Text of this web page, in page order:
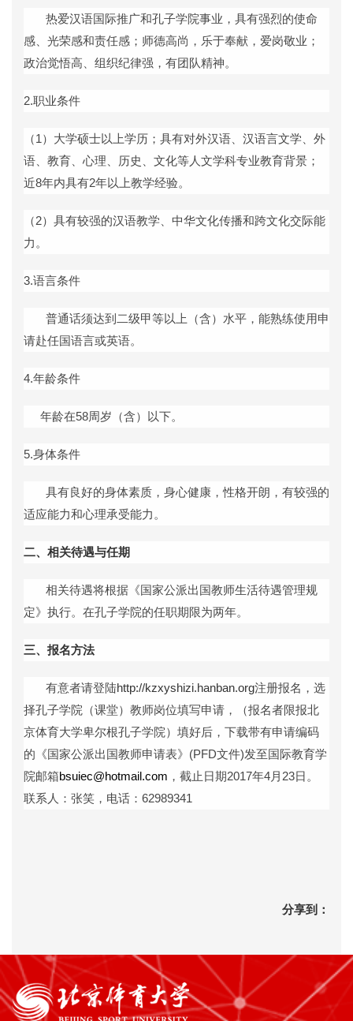
热爱汉语国际推广和孔子学院事业，具有强烈的使命
感、光荣感和责任感；师德高尚，乐于奉献，爱岗敬业；
政治觉悟高、组织纪律强，有团队精神。
2.职业条件
（1 ）大学硕士以上学历；具有对外汉语、汉语言文学、外
语、教育、心理、历史、文化等人文学科专业教育背景；
近8年内具有2年以上教学经验。
（2）具有较强的汉语教学、中华文化传播和跨文化交际能
力。
3.语言条件
普通话须达到二级甲等以上（含）水平，能熟练使用申
请赴任国语言或英语。
4.年龄条件
年龄在58周岁（含）以下。
5.身体条件
具有良好的身体素质，身心健康，性格开朗，有较强的
适应能力和心理承受能力。
二、相关待遇与任期
相关待遇将根据《国家公派出国教师生活待遇管理规
定》执行。在孔子学院的任职期限为两年。
三、报名方法
有意者请登陆http://kzxyshizi.hanban.org注册报名，选
择孔子学院（课堂）教师岗位填写申请，（报名者限报北
京体育大学卑尔根孔子学院）填好后，下载带有申请编码
的《国家公派出国教师申请表》 (PFD文件)发至国际教育学
院邮箱bsuiec@hotmail.com ，截止日期2017年4月 23日。
联系人：张笑，电话：62989341
分享到：